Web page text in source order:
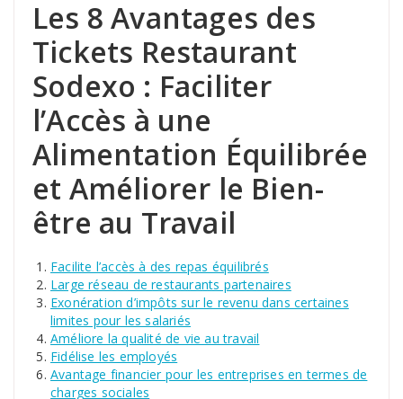
Les 8 Avantages des
Tickets Restaurant
Sodexo : Faciliter
l’Accès à une
Alimentation Équilibrée
et Améliorer le Bien-
être au Travail
Facilite l’accès à des repas équilibrés
Large réseau de restaurants partenaires
Exonération d’impôts sur le revenu dans certaines
limites pour les salariés
Améliore la qualité de vie au travail
Fidélise les employés
Avantage financier pour les entreprises en termes de
charges sociales